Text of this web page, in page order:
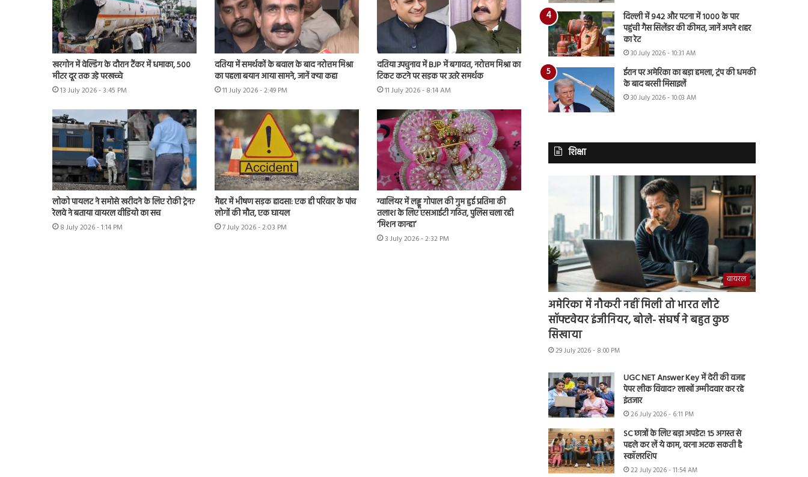
खरगोन में वेल्डिंग के दौरान टैंकर में धमाका, 500
मीटर दूर तक उड़े परखच्चे
13 July 2026 - 3:45 PM
दतिया में समर्थकों के बवाल के बाद नरोत्तम मिश्रा
का पहला बयान आया सामने, जानें क्या कहा
11 July 2026 - 2:49 PM
दतिया उपचुनाव में BJP में बगावत, नरोत्तम मिश्रा का
टिकट कटने पर सड़क पर उतरे समर्थक
11 July 2026 - 8:14 AM
लोको पायलट ने समोसे खरीदने के लिए रोकी ट्रेन?
रेलवे ने बताया वायरल वीडियो का सच
8 July 2026 - 1:14 PM
मैहर में भीषण सड़क हादसा: एक ही परिवार के पांच
लोगों की मौत, एक घायल
7 July 2026 - 2:03 PM
ग्वालियर में लड्डू गोपाल की गुम हुई प्रतिमा की
तलाश के लिए एसआईटी गठित, पुलिस चला रही
‘मिशन कान्हा’
3 July 2026 - 2:32 PM
दिल्ली में 942 और पटना में 1000 के पार
पहुंची गैस सिलेंडर की कीमत, जानें अपने शहर
का रेट
30 July 2026 - 10:31 AM
ईरान पर अमेरिका का बड़ा हमला, ट्रंप की धमकी
के बाद बरसी मिसाइलें
30 July 2026 - 10:03 AM
शिक्षा
वायरल
अमेरिका में नौकरी नहीं मिली तो भारत लौटे
सॉफ्टवेयर इंजीनियर, बोले- संघर्ष ने बहुत कुछ
सिखाया
29 July 2026 - 8:00 PM
UGC NET Answer Key में देरी की वजह
पेपर लीक विवाद? लाखों उम्मीदवार कर रहे
इंतजार
26 July 2026 - 6:11 PM
SC छात्रों के लिए बड़ा अपडेट! 15 अगस्त से
पहले कर लें ये काम, वरना अटक सकती है
स्कॉलरशिप
22 July 2026 - 11:54 AM